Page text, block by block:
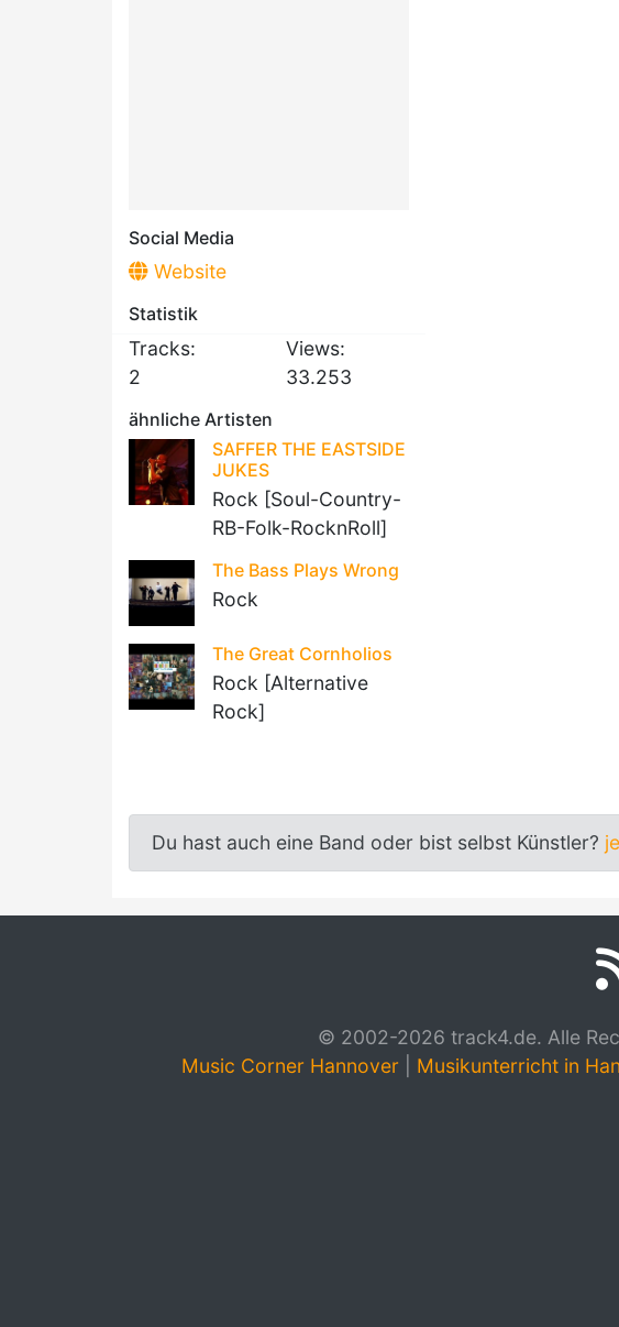
Social Media
Website
Statistik
Tracks:
2
Views:
33.253
ähnliche Artisten
SAFFER THE EASTSIDE
JUKES
Rock [Soul-Country-
RB-Folk-RocknRoll]
The Bass Plays Wrong
Rock
The Great Cornholios
Rock [Alternative
Rock]
Du hast auch eine Band oder bist selbst Künstler?
© 2002-2026 track4.de. Alle
Music Corner Hannover
Musikunterricht in